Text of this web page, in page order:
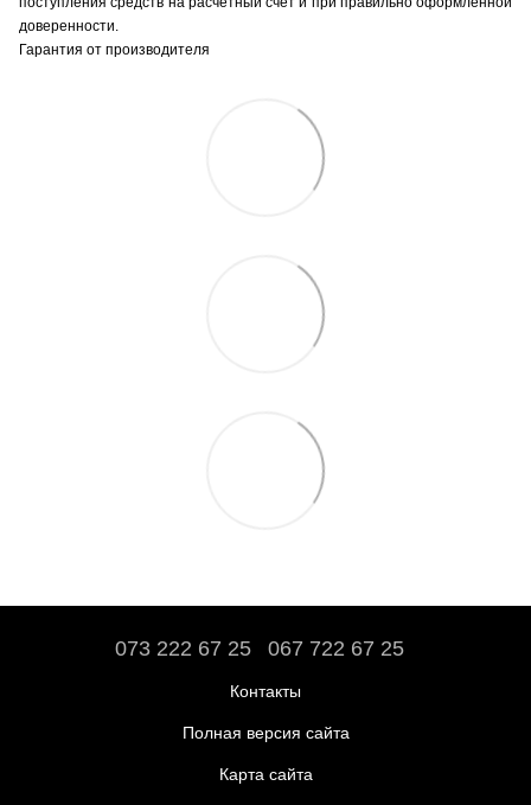
доверенности.
Гарантия от производителя
073 222 67 25 067 722 67 25
Контакты
Полная версия сайта
Карта сайта